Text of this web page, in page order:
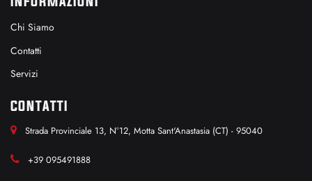
Chi Siamo
Contatti
Servizi
CONTATTI
Strada Provinciale 13, N°12, Motta Sant'Anastasia (CT) - 95040
+39 095491888